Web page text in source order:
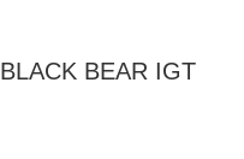
BEAR IGT